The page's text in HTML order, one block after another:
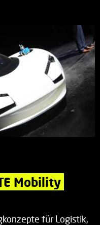
Mobility
für Logistik,